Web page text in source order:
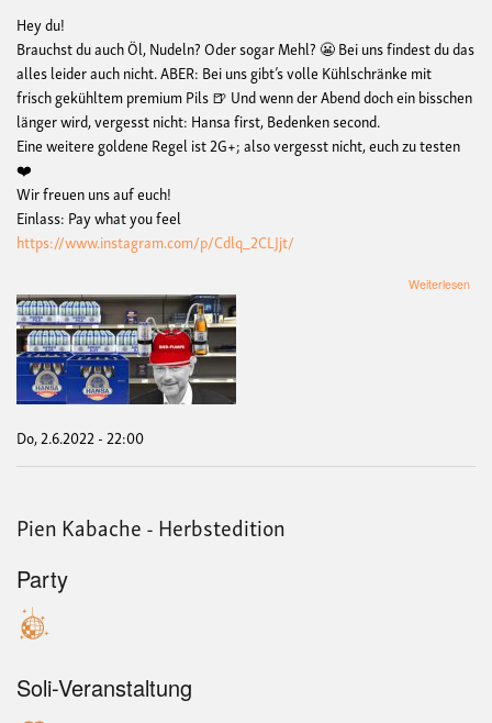
Hey du!
Brauchst du auch Öl, Nudeln? Oder sogar Mehl? 😬 Bei uns findest du das
alles leider auch nicht. ABER: Bei uns gibt’s volle Kühlschränke mit
frisch gekühltem premium Pils 🍺 Und wenn der Abend doch ein bisschen
länger wird, vergesst nicht: Hansa first, Bedenken second.
Eine weitere goldene Regel ist 2G+; also vergesst nicht, euch zu testen
❤️
Wir freuen uns auf euch!
Einlass: Pay what you feel
https://www.instagram.com/p/Cdlq_2CLJjt/
Weiterlesen
Do, 2.6.2022 - 22:00
Pien Kabache - Herbstedition
Party
Soli-Veranstaltung